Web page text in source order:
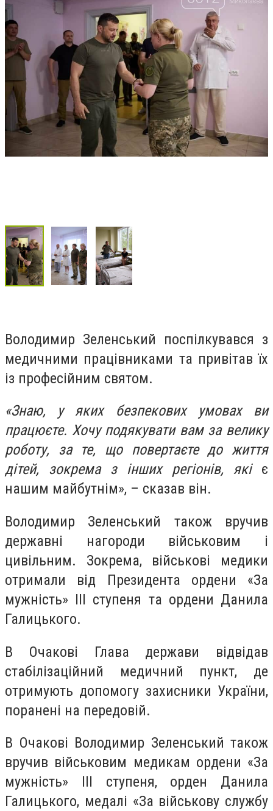
Володимир Зеленський поспілкувався з
медичними працівниками та привітав їх
із професійним святом.
«Знаю, у яких безпекових умовах ви
працюєте. Хочу подякувати вам за велику
роботу, за те, що повертаєте до життя
дітей, зокрема з інших регіонів, якіє
нашим майбутнім», – сказав він.
Володимир Зеленський також вручив
державні нагороди військовим і
цивільним. Зокрема, військові медики
отримали від Президента ордени «За
мужність» III ступеня та ордени Данила
Галицького.
В Очакові Глава держави відвідав
стабілізаційний медичний пункт, де
отримують допомогу захисники України,
поранені на передовій.
В Очакові Володимир Зеленський також
вручив військовим медикам ордени «За
мужність» III ступеня, орден Данила
Галицького, медалі «За військову службу